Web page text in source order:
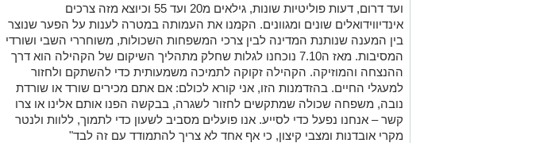
ועד דרום, דעות פוליטיות שונות, גילאים מ20 ועד 55 וכיוצא מזה צרכים
אינדיווידואלים שונים ומגוונים. הקמנו את העמותה במטרה לענות על הפער שנוצר
בין המענה שנותנת המדינה לבין צרכי המשפחות השכולות, משוחררי השבי ושורדי
המסיבות. מאז ה7.10 נוכחנו לגלות שחלק מתהליך השיקום של הקהילה הוא דרך
ההנצחה והמוזיקה. הקהילה זקוקה לתמיכה משמעותית כדי להשתקם ולחזור
למעגלי החיים. בהזדמנות הזו, אני קורא לכולם: אם אתם מכירים שורד או שורדת
נובה, משפחה שכולה שמתקשים לחזור לשגרה, בבקשה הפנו אותם אלינו או צרו
קשר – אנחנו נפעל כדי לסייע. אנו פועלים מסביב לשעון כדי לתמוך, ללוות ולנטר
מקרי אובדנות ומצבי קיצון, כי אף אחד לא צריך להתמודד עם זה לבד"